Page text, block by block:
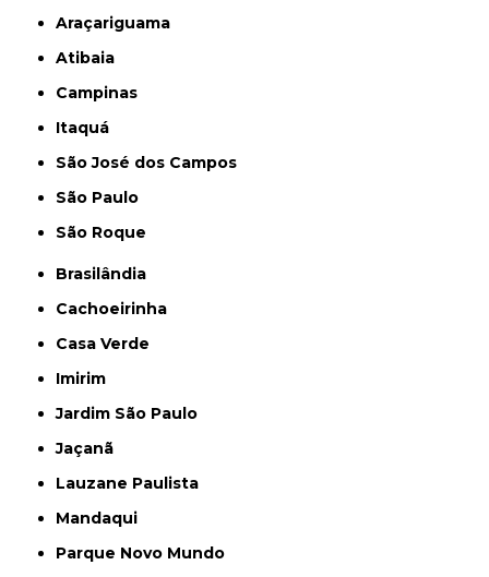
Araçariguama
Atibaia
Campinas
Itaquá
São José dos Campos
São Paulo
São Roque
Brasilândia
Cachoeirinha
Casa Verde
Imirim
Jardim São Paulo
Jaçanã
Lauzane Paulista
Mandaqui
Parque Novo Mundo